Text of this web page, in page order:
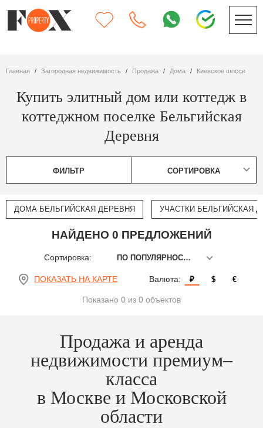
Главная Загородная недвижимость Продажа дома Киевское шоссе
Купить элитный дом или коттедж в
коттеджном поселке Бельгийская
Деревня
ФИЛЬТР СОРТИРОВКА
ДОМА БЕЛЬГИЙСКАЯ ДЕРЕВНЯ УЧАСТКИ БЕЛЬГИЙСКАЯ
НАЙДЕНО 0 ПРЕДЛОЖЕНИЙ
Сортировка: ПО ПОПУЛЯРНОСТИ
ПОКАЗАТЬ НА КАРТЕ Валюта: ₽ $ €
Показано 0 из 0 объектов
Продажа и аренда
недвижимости премиум–
класса
в Москве и Московской
области